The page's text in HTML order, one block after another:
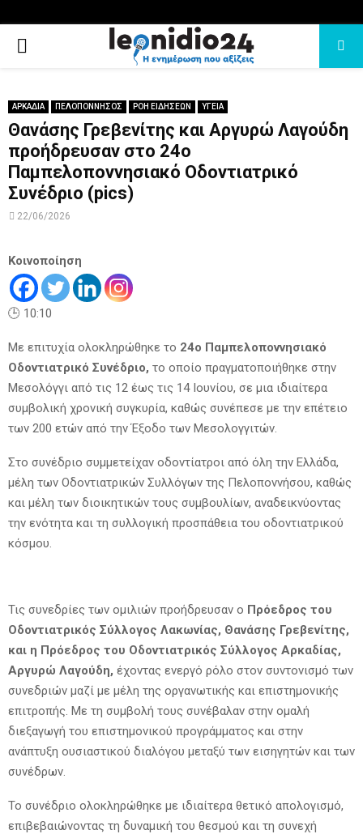
PRIMARY
ΑΡΚΑΔΙΑ ΠΕΛΟΠΟΝΝΗΣΟΣ ΡΟΗ ΕΙΔΗΣΕΩΝ ΥΓΕΙΑ
Θανάσης Γρεβενίτης και Αργυρώ Λαγούδη
προήδρευσαν στο 24ο
Παμπελοποννησιακό Οδοντιατρικό
Συνέδριο (pics)
22/06/2026
Κοινοποίηση
🕒 10:10
Με επιτυχία ολοκληρώθηκε το 24ο Παμπελοποννησιακό
Οδοντιατρικό Συνέδριο, το οποίο πραγματοποιήθηκε στην
Μεσολόγγι από τις 12 έως τις 14 Ιουνίου, σε μια ιδιαίτερα
συμβολική χρονική συγκυρία, καθώς συνέπεσε με την επέτειο
των 200 ετών από την Έξοδο των Μεσολογγιτών.
Στο συνέδριο συμμετείχαν οδοντίατροι από όλη την Ελλάδα,
μέλη των Οδοντιατρικών Συλλόγων της Πελοποννήσου, καθώς
και μέλη των διοικητικών τους συμβουλίων, αναδεικνύοντας
την ενότητα και τη συλλογική προσπάθεια του οδοντιατρικού
κόσμου.
Τις συνεδρίες των ομιλιών προήδρευσαν ο Πρόεδρος του
Οδοντιατρικός Σύλλογος Λακωνίας, Θανάσης Γρεβενίτης,
και η Πρόεδρος του Οδοντιατρικός Σύλλογος Αρκαδίας,
Αργυρώ Λαγούδη, έχοντας ενεργό ρόλο στον συντονισμό των
συνεδριών μαζί με μέλη της οργανωτικής και επιστημονικής
επιτροπής. Με τη συμβολή τους συνέβαλαν στην ομαλή
διεξαγωγή του επιστημονικού προγράμματος και στην
ανάπτυξη ουσιαστικού διαλόγου μεταξύ των εισηγητών και των
συνέδρων.
Το συνέδριο ολοκληρώθηκε με ιδιαίτερα θετικό απολογισμό,
επιβεβαιώνοντας τη δυναμική του θεσμού και τη συνεχή